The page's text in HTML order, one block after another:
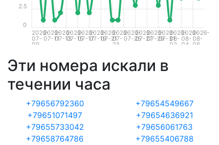
2026-
07-
09
2026-
07-11
2026-
07-13
2026-
07-15
2026-
07-17
2026-
07-19
2026-
07-21
2026-
07-
23
2026-
07-25
2026-
07-27
2026-
07-29
2026-
07-31
2026-
08-
02
2026-
08-
04
2026-
08-
06
0
2.5
Эти номера искали в
течении часа
+79656792360
+79654549667
+79651071497
+79654636921
+79655733042
+79656061763
+79658764786
+79655406788